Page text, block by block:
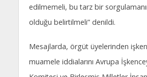
edilmemeli, bu tarz bir
olduğu belirtilmeli” denildi.
Mesajlarda, örgüt üyelerinden
muamele iddialarını Avrupa